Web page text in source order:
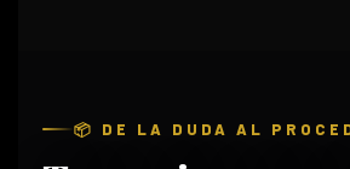
📦 DE LA DUDA AL